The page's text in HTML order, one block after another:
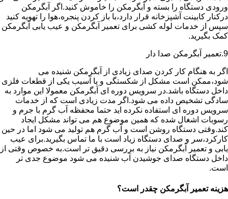
ورودی دستگاه را بسته و آبگرمکن را خاموش کنید.اگر آبگرمکن
درکنار کابینت آشپزخانه قرار دارد،با باز کردن پنجره،هوا را تهویه کنید
سپس از خدمات لوله کشی برای تعمیر آبگرمکن و عیب یابی آبگرمکن
کمک بگیرید.
9.تعمیر آبگرمکن صدا دار
اگر به هنگام کار کردن صدای زیادی از آبگرمکن شنیده می
شود،ممکن است مشکل از شکستگی و یا آسیب یکی از قطعات فلزی
داخل دستگاه باشد.در سرویس دوره ای آبگرمکن معمولا این موارد به
سادگی تشخیص داده می شود.اگر مدت زیادی است که از خدمات
سرویس دوره ای استفاده نکرده اید حتما محفظه آب گرم با جرم و
رسوبات اشغال شده که همین موضوع هم می تواند مشکل ایجاد
کند.وقتی دستگاه روشن است و آب گرم هم تولید می شود اما در حین
کارکرد،سر و صدای دستگاه زیاد است با ما تماس بگیرید.برای عیب
یابی و تعمیر آبگرمکن نیاز به بررسی دقیق تر است.به خصوص وقتی از
داخل دستگاه صدای جوشیدن آب شنیده می شود موضوع جدی تر
است.
هزینه تعمیر آبگرمکن چقدر است؟